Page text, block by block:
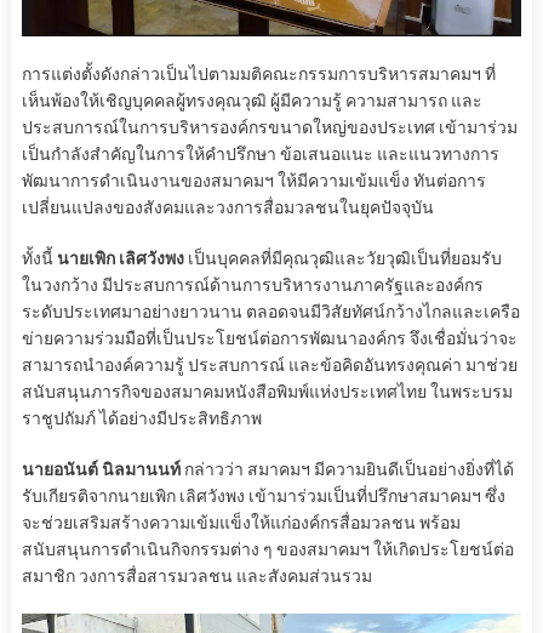
การแต่งตั้งดังกล่าวเป็นไปตามมติคณะกรรมการบริหารสมาคมฯ ที่
เห็นพ้องให้เชิญบุคคลผู้ทรงคุณวุฒิ ผู้มีความรู้ ความสามารถ และ
ประสบการณ์ในการบริหารองค์กรขนาดใหญ่ของประเทศ เข้ามาร่วม
เป็นกำลังสำคัญในการให้คำปรึกษา ข้อเสนอแนะ และแนวทางการ
พัฒนาการดำเนินงานของสมาคมฯ ให้มีความเข้มแข็ง ทันต่อการ
เปลี่ยนแปลงของสังคมและวงการสื่อมวลชนในยุคปัจจุบัน
ทั้งนี้นายเพิก เลิศวังพงเป็นบุคคลที่มีคุณวุฒิและวัยวุฒิเป็นที่ยอมรับ
ในวงกว้าง มีประสบการณ์ด้านการบริหารงานภาครัฐและองค์กร
ระดับประเทศมาอย่างยาวนาน ตลอดจนมีวิสัยทัศน์กว้างไกลและเครือ
ข่ายความร่วมมือที่เป็นประโยชน์ต่อการพัฒนาองค์กร จึงเชื่อมั่นว่าจะ
สามารถนำองค์ความรู้ ประสบการณ์ และข้อคิดอันทรงคุณค่า มาช่วย
สนับสนุนภารกิจของสมาคมหนังสือพิมพ์แห่งประเทศไทย ในพระบรม
ราชูปถัมภ์ ได้อย่างมีประสิทธิภาพ
นายอนันต์ นิลมานนท์ กล่าวว่า สมาคมฯ มีความยินดีเป็นอย่างยิ่งที่ได้
รับเกียรติจากนายเพิก เลิศวังพง เข้ามาร่วมเป็นที่ปรึกษาสมาคมฯ ซึ่ง
จะช่วยเสริมสร้างความเข้มแข็งให้แก่องค์กรสื่อมวลชน พร้อม
สนับสนุนการดำเนินกิจกรรมต่าง ๆ ของสมาคมฯ ให้เกิดประโยชน์ต่อ
สมาชิก วงการสื่อสารมวลชน และสังคมส่วนรวม